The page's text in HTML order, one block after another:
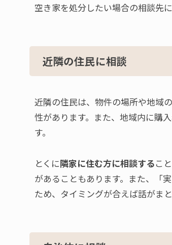
空き家を処分したい場合の相談先
近隣の住民に相談
近隣の住民は、物件の場所や地域
性があります。また、地域内に購
す。
とくに隣家に住む方に相談するこ
があることもあります。また、「
ため、タイミングが合えば話がま